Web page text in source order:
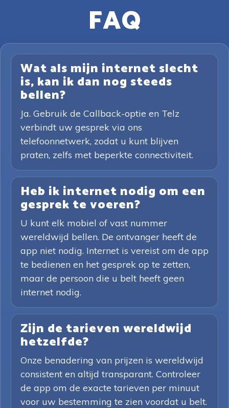
FAQ
Wat als mijn internet slecht
is, kan ik dan nog steeds
bellen?
Ja. Gebruik de Callback-optie en Telz
verbindt uw gesprek via ons
telefoonnetwerk, zodat u kunt blijven
praten, zelfs met beperkte connectiviteit.
Heb ik internet nodig om een
gesprek te voeren?
U kunt elk mobiel of vast nummer
wereldwijd bellen. De ontvanger heeft de
app niet nodig. Internet is vereist om de app
te bedienen en het gesprek op te zetten,
maar de persoon die u belt heeft geen
internet nodig.
Zijn de tarieven wereldwijd
hetzelfde?
Onze benadering van prijzen is wereldwijd
consistent en altijd transparant. Controleer
de app om de exacte tarieven per minuut
voor uw bestemming te zien voordat u belt.